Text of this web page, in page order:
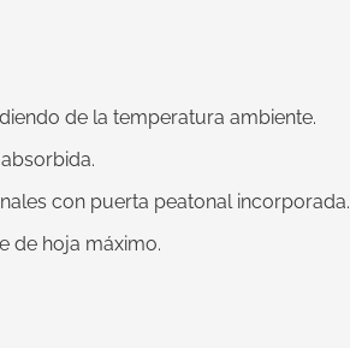
de la temperatura ambiente.
con puerta peatonal incorporada.
de hoja máximo.